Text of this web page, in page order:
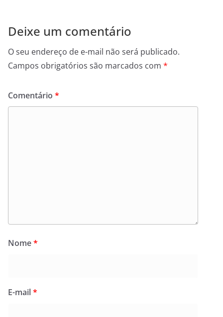
Deixe um comentário
O seu endereço de e-mail não será publicado.
Campos obrigatórios são marcados com *
Comentário *
Nome*
E-mail*